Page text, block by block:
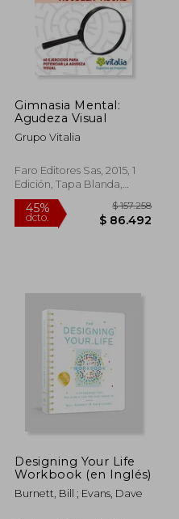
dcto. $
Gimnasia Mental:
Agudeza Visual
Grupo Vitalia
Faro Editores Sas, 2015, 1
Edición, Tapa Blanda,
Usado
Designing Your Life
Workbook (en Inglés)
Burnett, Bill ; Evans, Dave